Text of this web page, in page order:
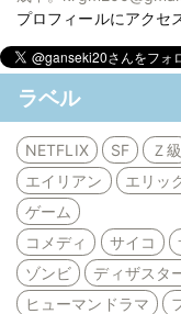
プロフィールにアクセ
ラベル
NETFLIX SF Ｚ級
エイリアン
エリッ
ゲーム
コメディ
サイコ
ゾンビ
ディザスタ
ヒューマンドラマ